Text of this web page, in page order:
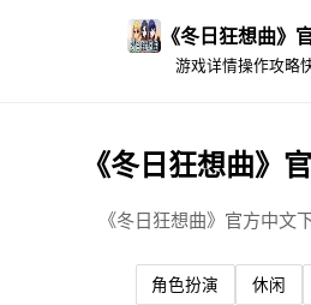
《冬日狂想曲》
游戏详情操作攻略
《冬日狂想曲》
《冬日狂想曲》官方中文
角色扮演 休闲